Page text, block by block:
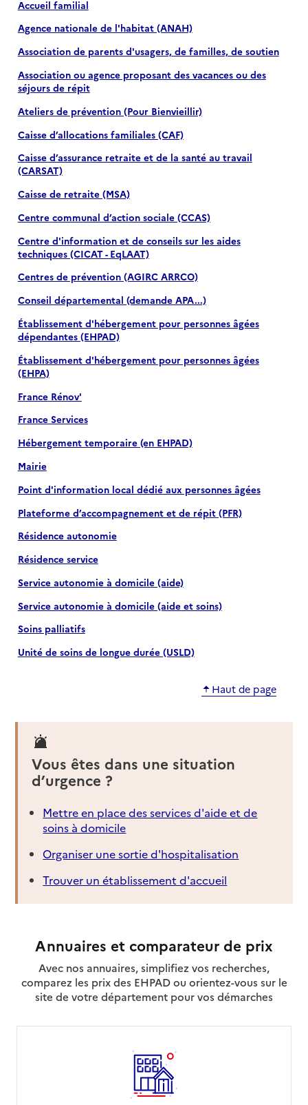
Accueil familial
Agence nationale de l'habitat (ANAH)
Association de parents d'usagers, de familles, de soutien
Association ou agence proposant des vacances ou des
séjours de répit
Ateliers de prévention (Pour Bienvieillir)
Caisse d’allocations familiales (CAF)
Caisse d’assurance retraite et de la santé au travail
(CARSAT)
Caisse de retraite (MSA)
Centre communal d’action sociale (CCAS)
Centre d'information et de conseils sur les aides
techniques (CICAT - EqLAAT)
Centres de prévention (AGIRC ARRCO)
Conseil départemental (demande APA...)
Établissement d'hébergement pour personnes âgées
dépendantes (EHPAD)
Établissement d'hébergement pour personnes âgées
(EHPA)
France Rénov'
France Services
Hébergement temporaire (en EHPAD)
Mairie
Point d'information local dédié aux personnes âgées
Plateforme d’accompagnement et de répit (PFR)
Résidence autonomie
Résidence service
Service autonomie à domicile (aide)
Service autonomie à domicile (aide et soins)
Soins palliatifs
Unité de soins de longue durée (USLD)
Haut de page
Vous êtes dans une situation
d’urgence ?
Mettre en place des services d'aide et de
soins à domicile
Organiser une sortie d'hospitalisation
Trouver un établissement d'accueil
Annuaires et comparateur de prix
Avec nos annuaires, simplifiez vos recherches,
comparez les prix des EHPAD ou orientez-vous sur le
site de votre département pour vos démarches